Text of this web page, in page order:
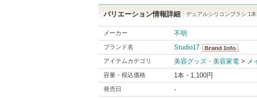
バリエーション情報詳細 デュアルシリコンブラシ 1本
メーカー 不明
ブランド名
Studio17
Studio17
BrandInfo
アイテムカテゴリ 美容グッズ・美容家電 > メ
容量・税込価格 1本・1,100円
発売日 -